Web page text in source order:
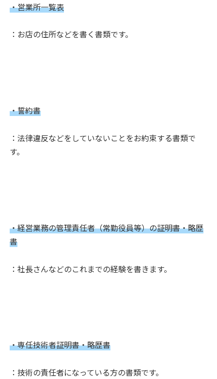
・営業所一覧表
：お店の住所などを書く書類です。
・誓約書
：法律違反などをしていないことをお約束する書類で
す。
・経営業務の管理責任者（常勤役員等）の証明書・略歴
書
：社長さんなどのこれまでの経験を書きます。
・専任技術者証明書・略歴書
：技術の責任者になっている方の書類です。